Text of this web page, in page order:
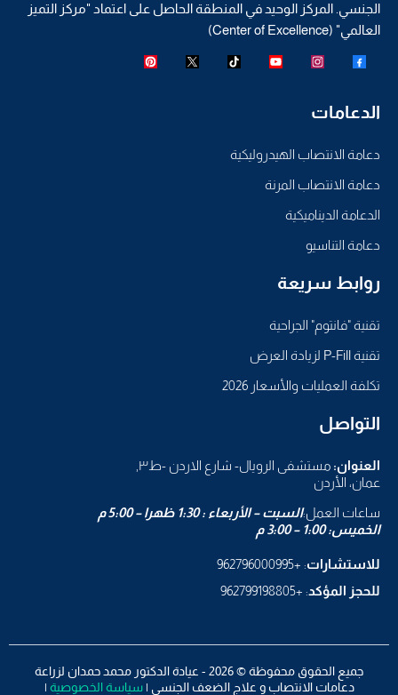
الجنسي. المركز الوحيد في المنطقة الحاصل على اعتماد "مركز التميز
العالمي" (Center of Excellence)
الدعامات
دعامة الانتصاب الهيدروليكية
دعامة الانتصاب المرنة
الدعامة الديناميكية
دعامة التناسيو
روابط سريعة
تقنية "فانتوم" الجراحية
تقنية P-Fill لزيادة العرض
تكلفة العمليات والأسعار 2026
التواصل
العنوان: مستشفى الرويال- شارع الاردن -ط٣,
عمان، الأردن
ساعات العمل:السبت – الأربعاء : 1:30 ظهرا – 5:00 م
الخميس: 1:00 – 3:00 م
للاستشارات: +962796000995
للحجز المؤكد: +962799198805
جميع الحقوق محفوظة © 2026 - عيادة الدكتور محمد حمدان لزراعة
دعامات الانتصاب و علاج الضعف الجنسي |سياسة الخصوصية |